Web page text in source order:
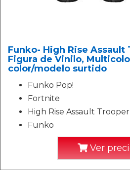
Funko- High Rise
Figura de Vinilo,
color/modelo surtido
Funko Pop!
Fortnite
High Rise Assault Trooper
Funko
Ver